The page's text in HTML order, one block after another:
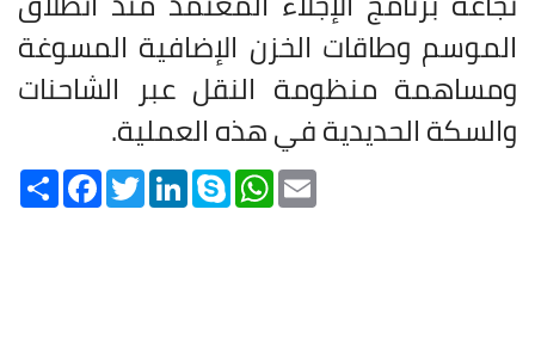
الموسم وطاقات الخزن الإضافية المسوغة
ومساهمة منظومة النقل عبر الشاحنات
والسكة الحديدية في هذه العملية.
Share FacebookTwitterLinkedInSkype WhatsApp